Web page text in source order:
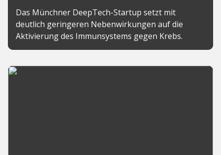
Das Münchner DeepTech-Startup setzt mit
deutlich geringeren Nebenwirkungen auf die
Aktivierung des Immunsystems gegen Krebs.